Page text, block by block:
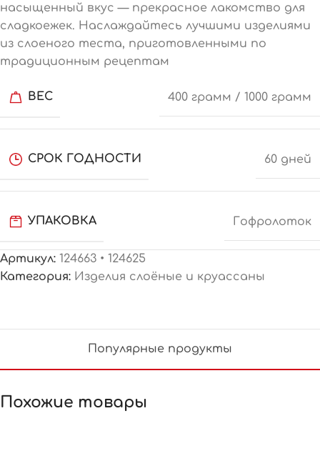
насыщенный вкус — прекрасное лакомство для
сладкоежек. Наслаждайтесь лучшими изделиями
из слоеного теста, приготовленными по
традиционным рецептам
ВЕС 400 грамм / 1000 грамм
СРОК ГОДНОСТИ 60 дней
УПАКОВКА Гофролоток
Артикул: 124663 • 124625
Категория: Изделия слоёные и круассаны
Популярные продукты
Похожие товары